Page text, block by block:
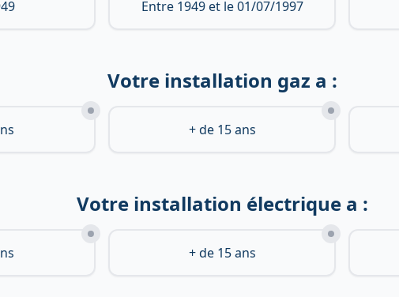
Entre 1949 et le 01/07/1997
Votre installation gaz a :
+ de 15 ans
Votre installation électrique a :
+ de 15 ans